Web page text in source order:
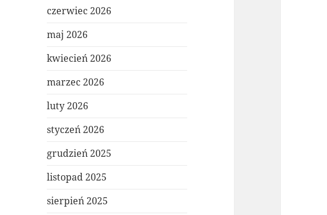
czerwiec 2026
maj 2026
kwiecień 2026
marzec 2026
luty 2026
styczeń 2026
grudzień 2025
listopad 2025
sierpień 2025